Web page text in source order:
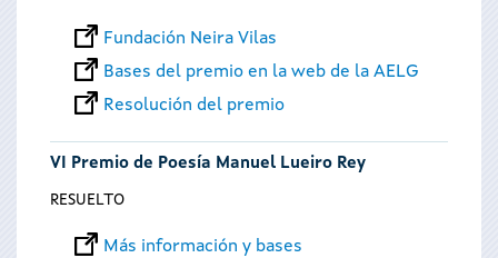
Fundación Neira Vilas
Bases del premio en la web de la AELG
Resolución del premio
VI Premio de Poesía Manuel Lueiro Rey
RESUELTO
Más información y bases